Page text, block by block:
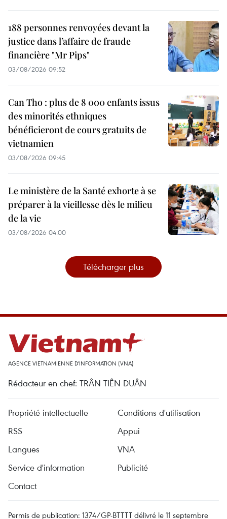
188 personnes renvoyées devant la
justice dans l’affaire de fraude
financière "Mr Pips"
03/08/2026 09:52
Can Tho : plus de 8 000 enfants issus
des minorités ethniques
bénéficieront de cours gratuits de
vietnamien
03/08/2026 09:45
Le ministère de la Santé exhorte à se
préparer à la vieillesse dès le milieu
de la vie
03/08/2026 04:00
Télécharger plus
AGENCE VIETNAMIENNE D'INFORMATION (VNA)
Rédacteur en chef: TRÂN TIÊN DUÂN
Propriété intellectuelle
Conditions d'utilisation
RSS
Appui
Langues
VNA
Service d'information
Publicité
Contact
Permis de publication: 1374/GP-BTTTT délivré le 11 septembre